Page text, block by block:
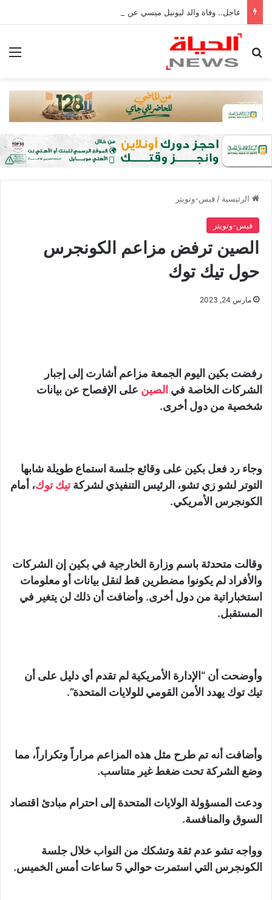
عاجل.. وفاة والد ليونيل ميسي عن عمر 68 عامًا في الأرجنتين
بحث عن
الرئيسية / فيس-وتويتر
فيس-وتويتر
الصين ترفض مزاعم الكونجرس
حول تيك توك
مارس 24, 2023
رفضت بكين اليوم الجمعة مزاعم أشارت إلى إجبار
الشركات الخاصة في الصين على الإفصاح عن بيانات
شخصية من دول أخرى.
وجاء رد فعل بكين على وقائع جلسة استماع طويلة شابها
التوتر لشو زي تشو، الرئيس التنفيذي لشركةتيك توك، أمام
الكونجرس الأمريكي.
وقالت متحدثة باسم وزارة الخارجية في بكين إن الشركات
والأفراد لم يكونوا مضطرين قط لنقل بيانات أو معلومات
استخباراتية من دول أخرى. وأضافت أن ذلك لن يتغير في
المستقبل.
وأوضحت أن “الإدارة الأمريكية لم تقدم أي دليل على أن
تيك توك يهدد الأمن القومي للولايات المتحدة”.
وأضافت أنه تم طرح مثل هذه المزاعم مراراً وتكراراً، مما
وضع الشركة تحت ضغط غير متناسب.
ودعت المسؤولة الولايات المتحدة إلى احترام مبادئ اقتصاد
السوق والمنافسة.
وواجه تشو عدم ثقة وتشكك من النواب خلال جلسة
الكونجرس التي استمرت حوالي 5 ساعات أمس الخميس.